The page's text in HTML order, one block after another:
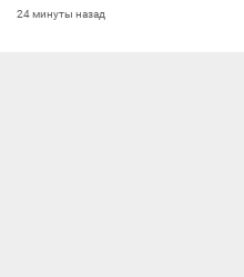
24 минуты назад